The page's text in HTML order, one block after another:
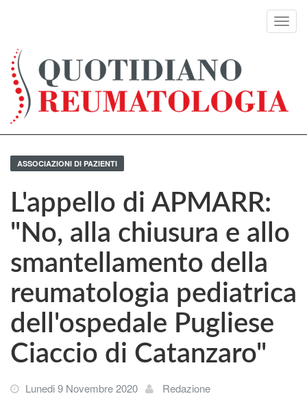
ASSOCIAZIONI DI PAZIENTI
L'appello di APMARR:
"No, alla chiusura e allo
smantellamento della
reumatologia pediatrica
dell'ospedale Pugliese
Ciaccio di Catanzaro"
Lunedi 9 Novembre 2020 Redazione